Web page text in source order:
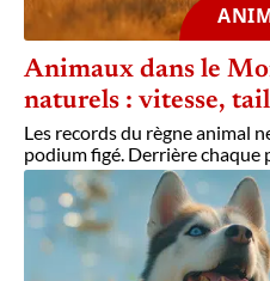
Animaux dans le
naturels : vitesse,
Les records du règne animal
podium figé. Derrière chaque